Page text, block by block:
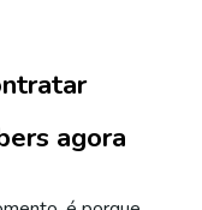
agora